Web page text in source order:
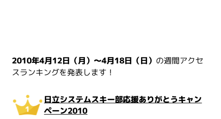
2010年4月12日（月）～4月18日（日） の週間アクセ
スランキングを発表します！
日立システムスキー部応援ありがとうキャン
ペーン2010